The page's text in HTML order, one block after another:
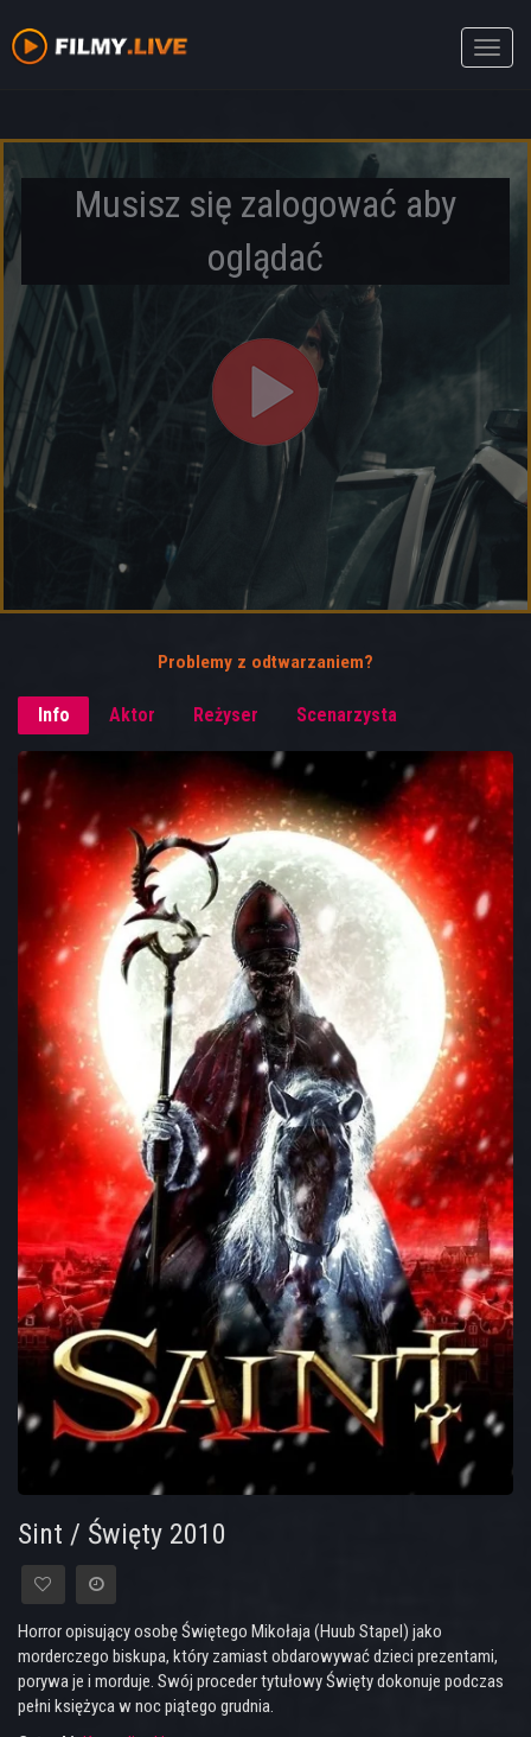
Toggle
Musisz się zalogować aby
oglądać
Problemy z odtwarzaniem?
Info Aktor Reżyser Scenarzysta
Sint / Święty 2010
Horror opisujący osobę Świętego Mikołaja (Huub Stapel) jako
morderczego biskupa, który zamiast obdarowywać dzieci prezentami,
porywa je i morduje. Swój proceder tytułowy Święty dokonuje podczas
pełni księżyca w noc piątego grudnia.